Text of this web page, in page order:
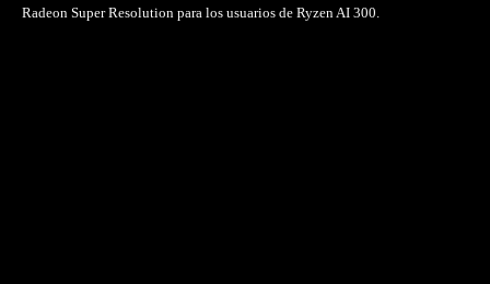
Radeon Super Resolution para los usuarios de Ryzen AI 300.